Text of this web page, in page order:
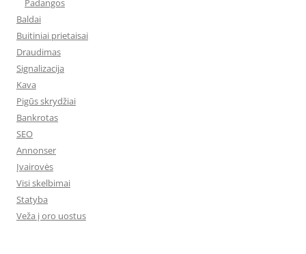
Padangos
Baldai
Buitiniai prietaisai
Draudimas
Signalizacija
Kava
Pigūs skrydžiai
Bankrotas
SEO
Annonser
Įvairovės
Visi skelbimai
Statyba
Veža į oro uostus